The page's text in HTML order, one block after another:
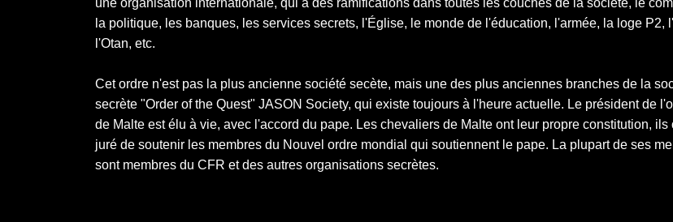
une organisation internationale, qui a des ramifications dans toutes les couches de la société, le
la politique, les banques, les services secrets, l'Église, le monde de l'éducation, l'armée, la loge P2,
l'Otan, etc.
Cet ordre n'est pas la plus ancienne société secète, mais une des plus anciennes branches de la
secrète "Order of the Quest" JASON Society, qui existe toujours à l'heure actuelle. Le président de
de Malte est élu à vie, avec l'accord du pape. Les chevaliers de Malte ont leur propre constitution, ils
juré de soutenir les membres du Nouvel ordre mondial qui soutiennent le pape. La plupart de ses
sont membres du CFR et des autres organisations secrètes.